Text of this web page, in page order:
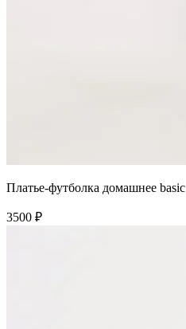
Платье-футболка домашнее basic
3500 ₽